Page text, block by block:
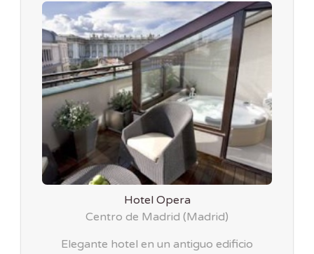
Hotel Opera
Centro de Madrid (Madrid)
Elegante hotel en un antiguo edificio